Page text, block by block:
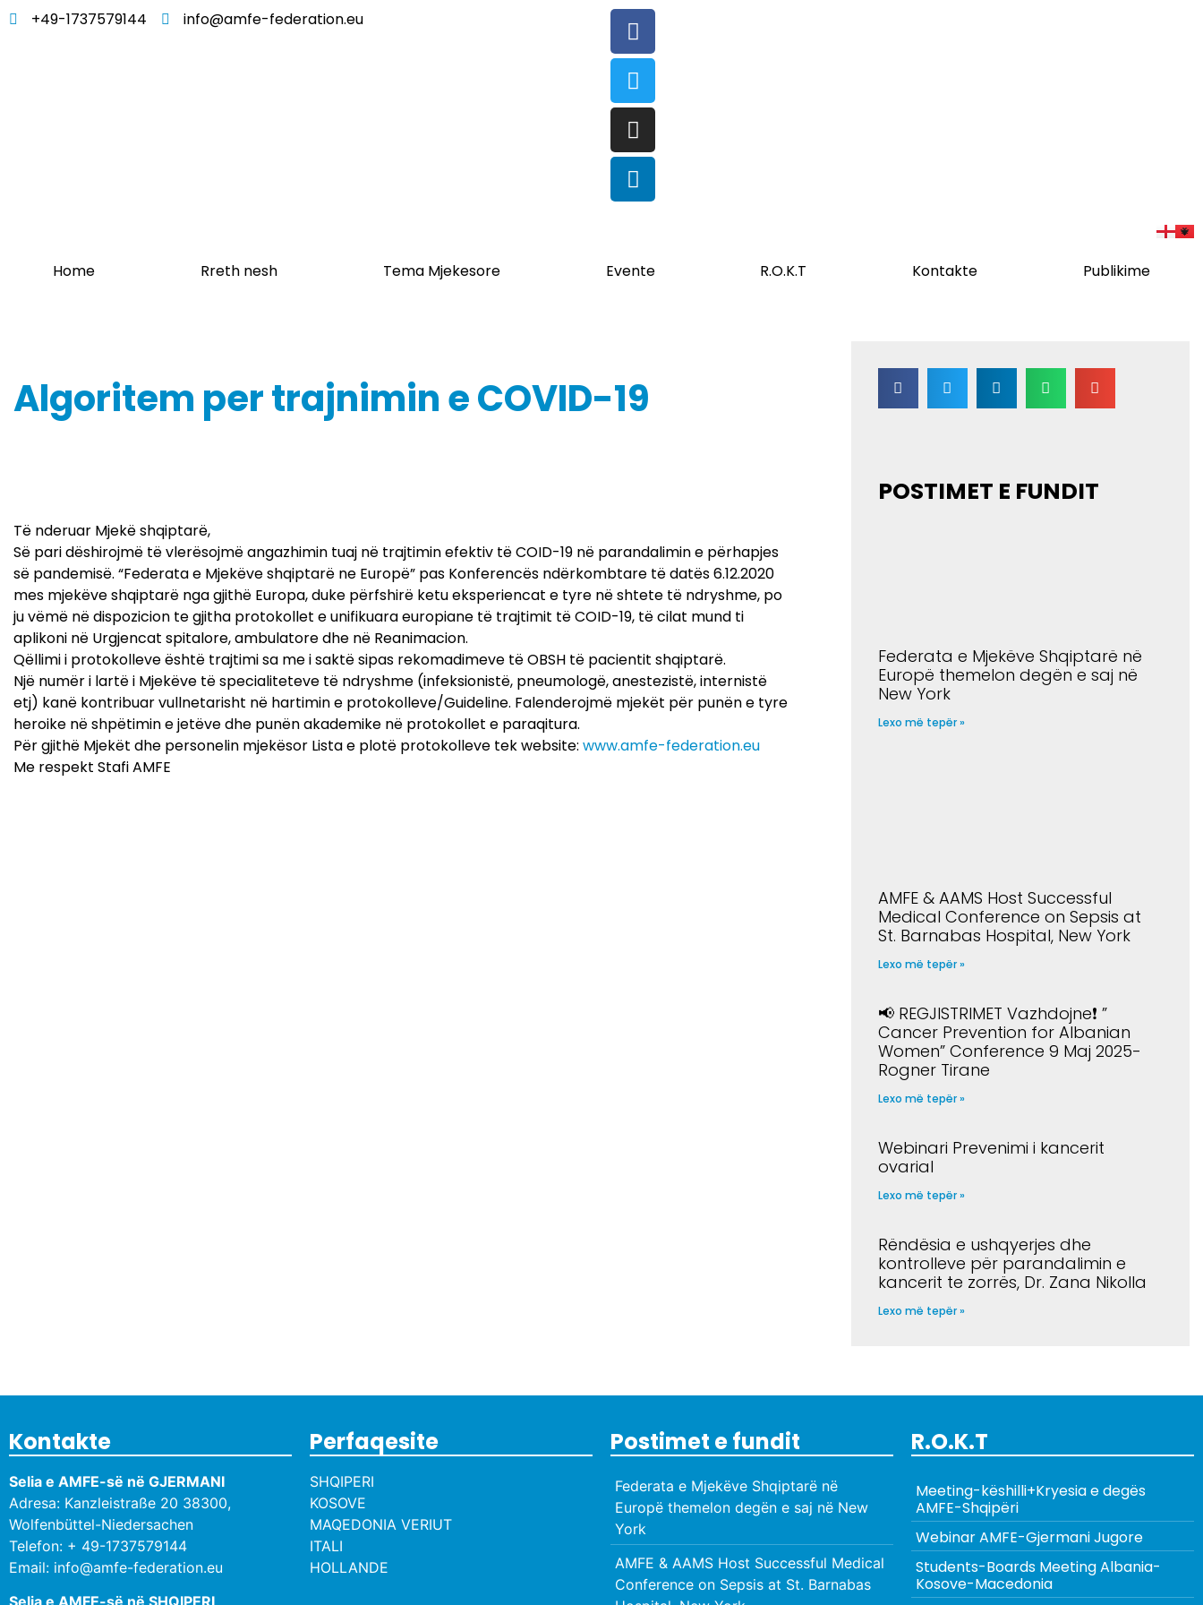
+49-1737579144 info@amfe-federation.eu
Home Rreth nesh Tema Mjekesore Evente R.O.K.T Kontakte Publikime
Algoritem per trajnimin e COVID-19
Të nderuar Mjekë shqiptarë,
Së pari dëshirojmë të vlerësojmë angazhimin tuaj në trajtimin efektiv të COID-19 në parandalimin e përhapjes
së pandemisë. “Federata e Mjekëve shqiptarë ne Europë” pas Konferencës ndërkombtare të datës 6.12.2020
mes mjekëve shqiptarë nga gjithë Europa, duke përfshirë ketu eksperiencat e tyre në shtete të ndryshme, po
ju vëmë në dispozicion te gjitha protokollet e unifikuara europiane të trajtimit të COID-19, të cilat mund ti
aplikoni në Urgjencat spitalore, ambulatore dhe në Reanimacion.
Qëllimi i protokolleve është trajtimi sa me i saktë sipas rekomadimeve të OBSH të pacientit shqiptarë.
Një numër i lartë i Mjekëve të specialiteteve të ndryshme (infeksionistë, pneumologë, anestezistë, internistë
etj) kanë kontribuar vullnetarisht në hartimin e protokolleve/Guideline. Falenderojmë mjekët për punën e tyre
heroike në shpëtimin e jetëve dhe punën akademike në protokollet e paraqitura.
Për gjithë Mjekët dhe personelin mjekësor Lista e plotë protokolleve tek website: www.amfe-federation.eu
Me respekt Stafi AMFE
POSTIMET E FUNDIT
Federata e Mjekëve Shqiptarë në
Europë themelon degën e saj në
New York
Lexo më tepër »
AMFE & AAMS Host Successful
Medical Conference on Sepsis at
St. Barnabas Hospital, New York
Lexo më tepër »
📢 REGJISTRIMET Vazhdojne❗️ ”
Cancer Prevention for Albanian
Women” Conference 9 Maj 2025-
Rogner Tirane
Lexo më tepër »
Webinari Prevenimi i kancerit
ovarial
Lexo më tepër »
Rëndësia e ushqyerjes dhe
kontrolleve për parandalimin e
kancerit te zorrës, Dr. Zana Nikolla
Lexo më tepër »
Kontakte
Selia e AMFE-së në GJERMANI
Adresa: Kanzleistraße 20 38300,
Wolfenbüttel-Niedersachen
Telefon: + 49-1737579144
Email: info@amfe-federation.eu
Perfaqesite
SHQIPERI
KOSOVE
MAQEDONIA VERIUT
ITALI
HOLLANDE
Postimet e fundit
Federata e Mjekëve Shqiptarë në
Europë themelon degën e saj në New
York
AMFE & AAMS Host Successful Medical
Conference on Sepsis at St. Barnabas
R.O.K.T
Meeting-këshilli+Kryesia e degës
AMFE-Shqipëri
Webinar AMFE-Gjermani Jugore
Students-Boards Meeting Albania-
Kosove-Macedonia